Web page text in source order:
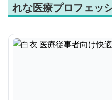
れな医療プロフェッ